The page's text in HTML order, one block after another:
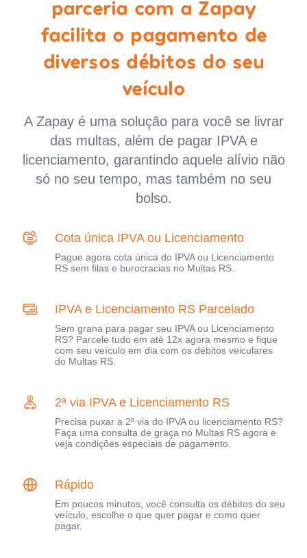
parceria com a Zapay
facilita o pagamento de
diversos débitos do seu
veículo
A Zapay é uma solução para você se livrar
das multas, além de pagar IPVA e
licenciamento, garantindo aquele alívio não
só no seu tempo, mas também no seu
bolso.
Cota única IPVA ou Licenciamento
Pague agora cota única do IPVA ou Licenciamento
RS sem filas e burocracias no Multas RS.
IPVA e Licenciamento RS Parcelado
Sem grana para pagar seu IPVA ou Licenciamento
RS? Parcele tudo em até 12x agora mesmo e fique
com seu veículo em dia com os débitos veiculares
do Multas RS.
2ª via IPVA e Licenciamento RS
Precisa puxar a 2ª via do IPVA ou licenciamento RS?
Faça uma consulta de graça no Multas RS agora e
veja condições especiais de pagamento.
Rápido
Em poucos minutos, você consulta os débitos do seu
veículo, escolhe o que quer pagar e como quer
pagar.